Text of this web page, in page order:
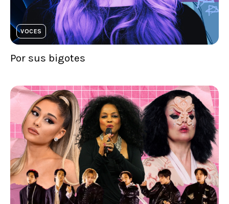
VOCES
Por sus bigotes